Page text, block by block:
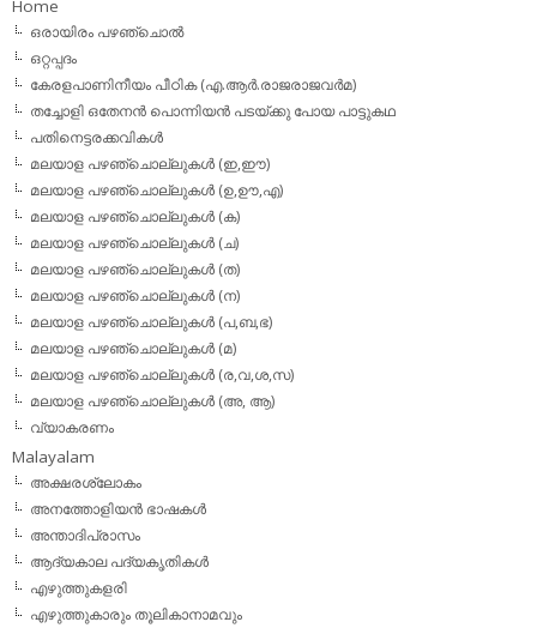
Home
ഒരായിരം പഴഞ്ചൊല്‍
ഒറ്റപ്പദം
കേരളപാണിനീയം പീഠിക (എ.ആര്‍.രാജരാജവര്‍മ)
തച്ചോളി ഒതേനൻ പൊന്നിയൻ പടയ്‌ക്കു പോയ പാട്ടുകഥ
പതിനെട്ടരക്കവികള്‍
മലയാള പഴഞ്ചൊല്ലുകള്‍ (ഇ,ഈ)
മലയാള പഴഞ്ചൊല്ലുകള്‍ (ഉ,ഊ,എ)
മലയാള പഴഞ്ചൊല്ലുകള്‍ (ക)
മലയാള പഴഞ്ചൊല്ലുകള്‍ (ച)
മലയാള പഴഞ്ചൊല്ലുകള്‍ (ത)
മലയാള പഴഞ്ചൊല്ലുകള്‍ (ന)
മലയാള പഴഞ്ചൊല്ലുകള്‍ (പ,ബ,ഭ)
മലയാള പഴഞ്ചൊല്ലുകള്‍ (മ)
മലയാള പഴഞ്ചൊല്ലുകള്‍ (ര,വ,ശ,സ)
മലയാള പഴഞ്ചൊല്ലുകൾ (അ, ആ)
വ്യാകരണം
Malayalam
അക്ഷരശ്ലോകം
അനത്തോളിയന്‍ ഭാഷകള്‍
അന്താദിപ്രാസം
ആദ്യകാല പദ്യകൃതികള്‍
എഴുത്തുകളരി
എഴുത്തുകാരും തൂലികാനാമവും